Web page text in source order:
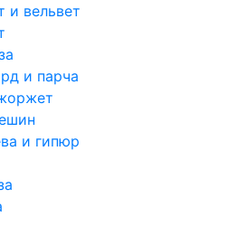
вельвет
и парча
и гипюр